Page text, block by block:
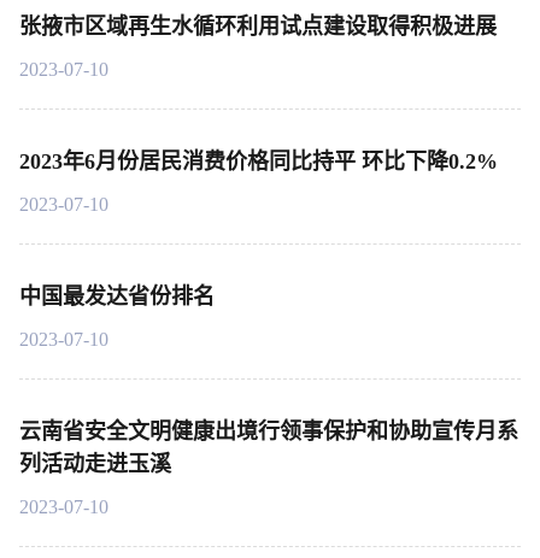
张掖市区域再生水循环利用试点建设取得积极进展
2023-07-10
2023年6月份居民消费价格同比持平 环比下降0.2%
2023-07-10
中国最发达省份排名
2023-07-10
云南省安全文明健康出境行领事保护和协助宣传月系
列活动走进玉溪
2023-07-10